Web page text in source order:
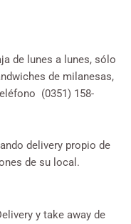
de lunes a lunes, sólo
de milanesas,
(0351) 158-
delivery propio de
de su local.
y take away de